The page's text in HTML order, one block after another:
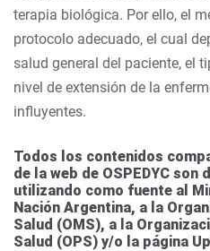
terapia biológica. Por ello, el
protocolo adecuado, el cual
salud general del paciente, el
nivel de extensión de la
influyentes.
Todos los contenidos
de la web de OSPEDYC
utilizando como fuente al
Nación Argentina, a la
Salud (OMS), a la
Salud (OPS) y/o la página